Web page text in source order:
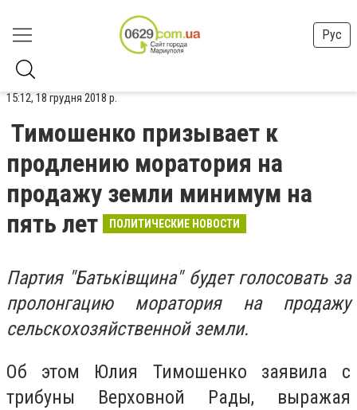
Рус
15:12, 18 грудня 2018 р.
Тимошенко призывает к
продлению моратория на
продажу земли минимум на
пять лет
ПОЛИТИЧЕСКИЕ НОВОСТИ
Партия "Батьківщина" будет голосовать за
пролонгацию моратория на продажу
сельскохозяйственной земли.
Об этом Юлия Тимошенко заявила с
трибуны Верховной Рады, выражая